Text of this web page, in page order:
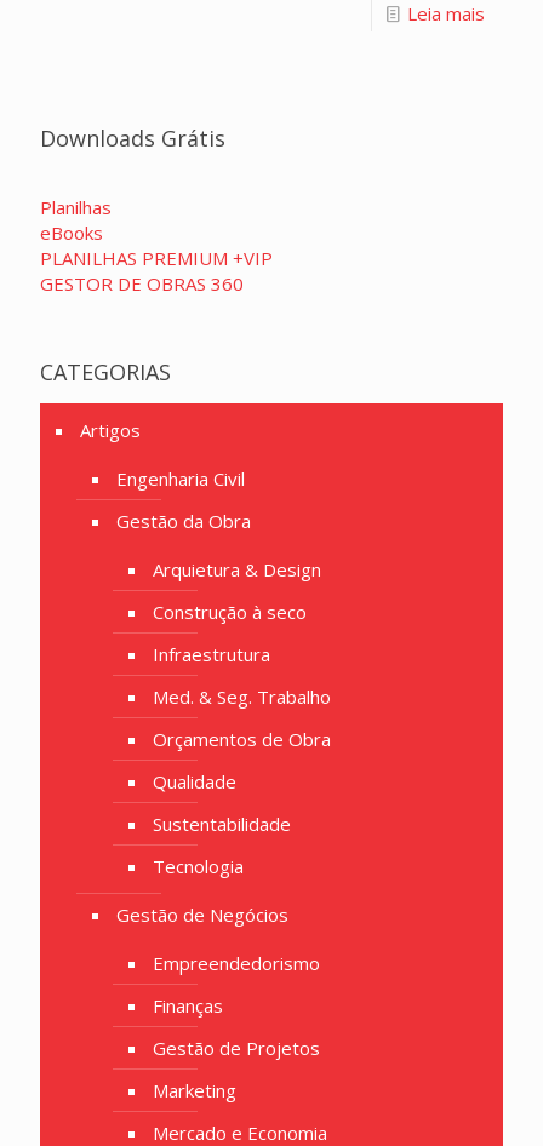
Leia mais
Downloads Grátis
Planilhas
eBooks
PLANILHAS PREMIUM +VIP
GESTOR DE OBRAS 360
CATEGORIAS
Artigos
Engenharia Civil
Gestão da Obra
Arquietura & Design
Construção à seco
Infraestrutura
Med. & Seg. Trabalho
Orçamentos de Obra
Qualidade
Sustentabilidade
Tecnologia
Gestão de Negócios
Empreendedorismo
Finanças
Gestão de Projetos
Marketing
Mercado e Economia